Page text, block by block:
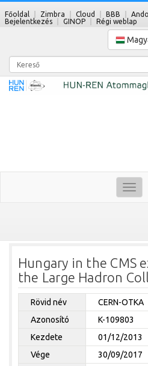
Főoldal Zimbra Cloud BBB
Bejelentkezés
GINOP Régi weblap
Kereső
Hungary in the CMS
the Large Hadron
Rövid név
CERN-OTKA
Azonosító
K-109803
Kezdete
01/12/2013
Vége
30/09/2017